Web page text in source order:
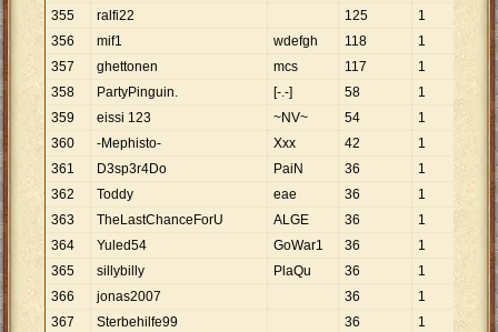
355
ralfi22 125 1
356
mif1 wdefgh 118 1
118
357
ghettonen mcs 117 1
117
358
PartyPinguin. [-.-] 58 1
58
359
eissi 123 ~NV~ 54 1
360
-Mephisto- Xxx 42 1
361
D3sp3r4Do PaiN 36 1
36
362
Toddy eae 36 1
363
TheLastChanceForU ALGE 36 1
364
Yuled54 GoWar1 36 1
36
365
sillybilly PlaQu 36 1
366
jonas2007 36 1
36
367
Sterbehilfe99 36 1